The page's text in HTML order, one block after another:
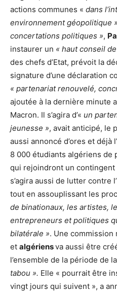
actions communes « dans
environnement géopolitique »
concertations politiques »,
instaurer un « haut conseil
des chefs d’Etat, prévoit la
signature d’une déclaration
« partenariat renouvelé,
ajoutée à la dernière minute
Macron. Il s’agira d’« un
jeunesse », avait anticipé, le
aussi annoncé d’ores et déjà
8 000 étudiants algériens de
qui rejoindront un
s’agira aussi de lutter contre
tout en assouplissant les
de binationaux, les artistes,
entrepreneurs et politiques
bilatérale ». Une commission
et algériensva aussi être
l’ensemble de la période de
tabou ». Elle « pourrait être
vingt jours qui suivent », a